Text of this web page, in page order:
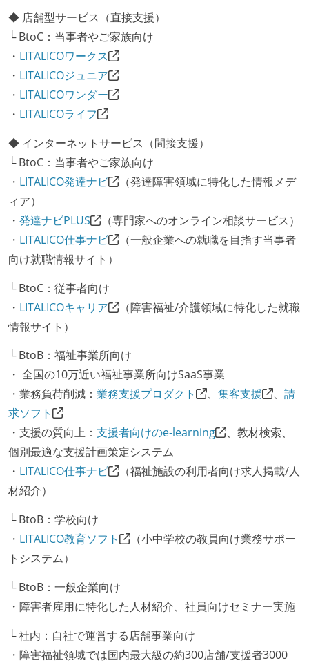
◆ 店舗型サービス（直接支援）
└ BtoC：当事者やご家族向け
・ LITALICOワークス
・ LITALICOジュニア
・ LITALICOワンダー
・ LITALICOライフ
◆ インターネットサービス（間接支援）
└ BtoC：当事者やご家族向け
・ LITALICO発達ナビ
（発達障害領域に特化した情報メデ
ィア）
・ 発達ナビPLUS
（専門家へのオンライン相談サービス）
・ LITALICO仕事ナビ
（一般企業への就職を目指す当事者
向け就職情報サイト）
└ BtoC：従事者向け
・ LITALICOキャリア
（障害福祉/介護領域に特化した就職
情報サイト）
└ BtoB：福祉事業所向け
・ 全国の10万近い福祉事業所向けSaaS事業
・業務負荷削減： 業務支援プロダクト 、 集客支援 、 請
求ソフト
・支援の質向上： 支援者向けのe-learning
、教材検索、
個別最適な支援計画策定システム
・ LITALICO仕事ナビ
（福祉施設の利用者向け求人掲載/人
材紹介）
└ BtoB：学校向け
・ LITALICO教育ソフト
（小中学校の教員向け業務サポー
トシステム）
└ BtoB：一般企業向け
・障害者雇用に特化した人材紹介、社員向けセミナー実施
└ 社内：自社で運営する店舗事業向け
・障害福祉領域では国内最大級の約300店舗/支援者3000